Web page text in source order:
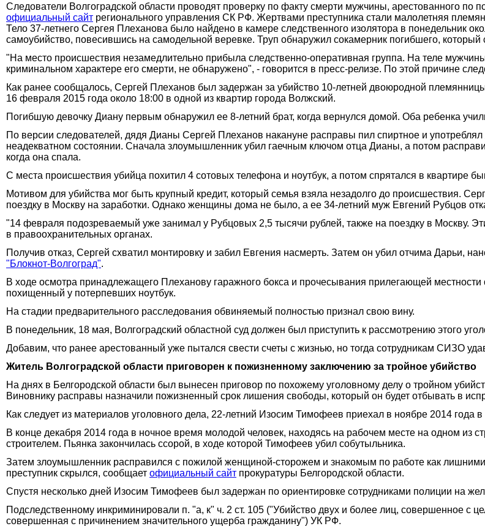
Следователи Волгоградской области проводят проверку по факту смерти мужчины, арестованного по
официальный сайт регионального управления СК РФ. Жертвами преступника стали малолетняя
Тело 37-летнего Сергея Плеханова было найдено в камере следственного изолятора в понедельник
самоубийство, повесившись на самодельной веревке. Труп обнаружил сокамерник погибшего,
"На место происшествия незамедлительно прибыла следственно-оперативная группа. На теле
криминальном характере его смерти, не обнаружено", - говорится в пресс-релизе. По этой причине
Как ранее сообщалось, Сергей Плеханов был задержан за убийство 10-летней двоюродной
16 февраля 2015 года около 18:00 в одной из квартир города Волжский.
Погибшую девочку Диану первым обнаружил ее 8-летний брат, когда вернулся домой. Оба ребенка
По версии следователей, дядя Дианы Сергей Плеханов накануне расправы пил спиртное и
неадекватном состоянии. Сначала злоумышленник убил гаечным ключом отца Дианы, а потом
когда она спала.
С места происшествия убийца похитил 4 сотовых телефона и ноутбук, а потом спрятался в квартире
Мотивом для убийства мог быть крупный кредит, который семья взяла незадолго до происшествия.
поездку в Москву на заработки. Однако женщины дома не было, а ее 34-летний муж Евгений Рубцов
"14 февраля подозреваемый уже занимал у Рубцовых 2,5 тысячи рублей, также на поездку в Москву.
в правоохранительных органах.
Получив отказ, Сергей схватил монтировку и забил Евгения насмерть. Затем он убил отчима Дарьи,
"Блокнот-Волгоград".
В ходе осмотра принадлежащего Плеханову гаражного бокса и прочесывания прилегающей
похищенный у потерпевших ноутбук.
На стадии предварительного расследования обвиняемый полностью признал свою вину.
В понедельник, 18 мая, Волгоградский областной суд должен был приступить к рассмотрению этого
Добавим, что ранее арестованный уже пытался свести счеты с жизнью, но тогда сотрудникам СИЗО
Житель Волгоградской области приговорен к пожизненному заключению за тройное убийство
На днях в Белгородской области был вынесен приговор по похожему уголовному делу о тройном
Виновнику расправы назначили пожизненный срок лишения свободы, который он будет отбывать в
Как следует из материалов уголовного дела, 22-летний Изосим Тимофеев приехал в ноябре 2014 года
В конце декабря 2014 года в ночное время молодой человек, находясь на рабочем месте на одном из
строителем. Пьянка закончилась ссорой, в ходе которой Тимофеев убил собутыльника.
Затем злоумышленник расправился с пожилой женщиной-сторожем и знакомым по работе как
преступник скрылся, сообщает официальный сайт прокуратуры Белгородской области.
Спустя несколько дней Изосим Тимофеев был задержан по ориентировке сотрудниками полиции на
Подследственному инкриминировали п. "а, к" ч. 2 ст. 105 ("Убийство двух и более лиц, совершенное с
совершенная с причинением значительного ущерба гражданину") УК РФ.